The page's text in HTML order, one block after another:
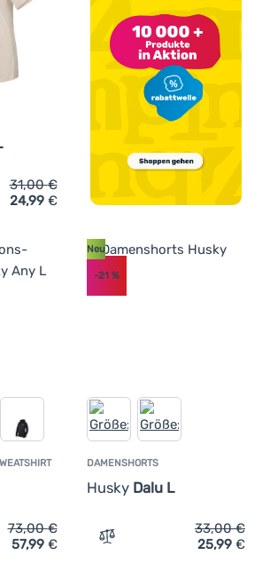
'Damen-T-Shirt Husky Nature L'
31,00€
24,99 €
'Damen Funktions-Sweatshirt Husky Any
73,00€
57,99 €
DAMENSHORTS
Husky Dalu L
Neu
-21%
Zum Vergleich
33,00€
25,99 €